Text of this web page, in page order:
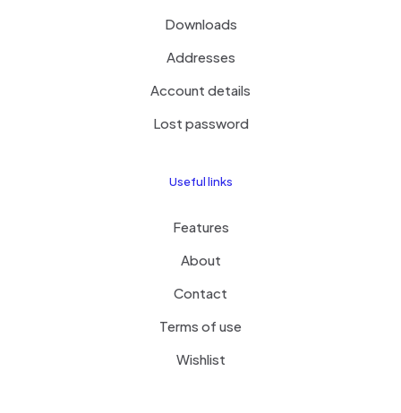
Downloads
Addresses
Account details
Lost password
Useful links
Features
About
Contact
Terms of use
Wishlist